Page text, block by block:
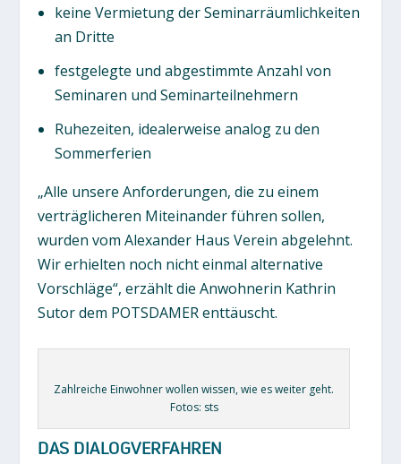
keine Vermietung der Seminarräumlichkeiten
an Dritte
festgelegte und abgestimmte Anzahl von
Seminaren und Seminarteilnehmern
Ruhezeiten, idealerweise analog zu den
Sommerferien
„Alle unsere Anforderungen, die zu einem
verträglicheren Miteinander führen sollen,
wurden vom Alexander Haus Verein abgelehnt.
Wir erhielten noch nicht einmal alternative
Vorschläge“, erzählt die Anwohnerin Kathrin
Sutor dem POTSDAMER enttäuscht.
Zahlreiche Einwohner wollen wissen, wie es weiter geht.
Fotos: sts
DAS DIALOGVERFAHREN